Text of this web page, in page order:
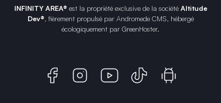
INFINITY AREA® est la propriété exclusive de la société Altitude
Dev®, fièrement propulsé par Andromede CMS, hébergé
écologiquement par GreenHoster.